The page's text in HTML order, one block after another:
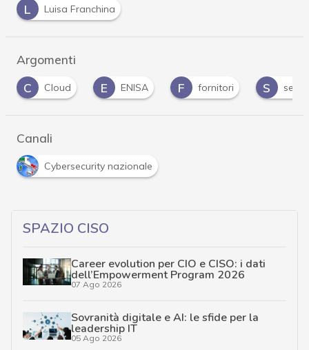
L
Luisa Franchina
Argomenti
E
ENISA F fornitori S security by design
Canali
Cybersecurity nazionale
SPAZIO CISO
Career evolution per CIO e CISO: i dati
dell’Empowerment Program 2026
07 Ago 2026
Sovranità digitale e AI: le sfide per la
leadership IT
05 Ago 2026